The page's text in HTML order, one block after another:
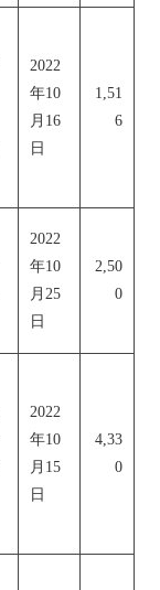
2022
年10
月16
日
1,51
6
2022
年10
月25
日
2,50
0
2022
年10
月15
日
4,33
0